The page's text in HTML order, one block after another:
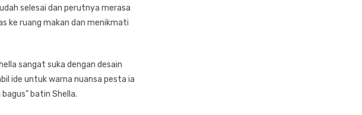
selesai dan perutnya merasa
ke ruang makan dan menikmati
sangat suka dengan desain
ide untuk warna nuansa pesta ia
batin Shella.